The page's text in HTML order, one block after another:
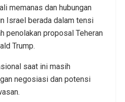
memanas dan hubungan
Israel berada dalam tensi
penolakan proposal Teheran
Trump.
saat ini masih
negosiasi dan potensi